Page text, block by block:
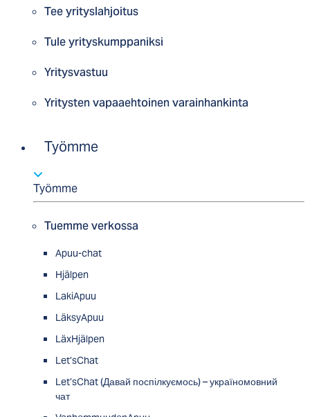
Tee yrityslahjoitus
Tule yrityskumppaniksi
Yritysvastuu
Yritysten vapaaehtoinen varainhankinta
Työmme
Työmme
Tuemme verkossa
Apuu-chat
Hjälpen
LakiApuu
LäksyApuu
LäxHjälpen
Let’sChat
Let’sChat (Давай поспілкуємось) – україномовний
чат